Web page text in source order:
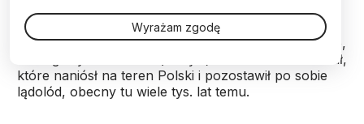
Wielkie głazy porozrzucane gdzieniegdzie na
terenach nizin są charakterystyczne dla krajobrazu
młodoglacjalnego w północnej Polsce. Dziś wiadomo,
że to głazy narzutowe (eratyki) - wielkie kawałki skał,
które naniósł na teren Polski i pozostawił po sobie
lądolód, obecny tu wiele tys. lat temu.
Wyrażam zgodę